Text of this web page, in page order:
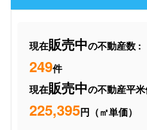
現在販売中の不動産数 :
249件
現在販売中の不動産平
225,395円（㎡単価）